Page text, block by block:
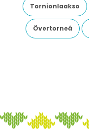
Tornionlaakso
Övertorneå